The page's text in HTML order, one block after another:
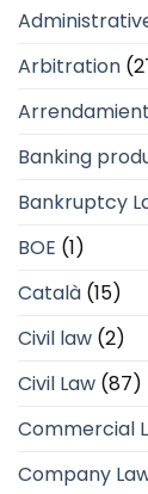
Arbitration
Banking
Bankruptcy
BOE (1)
Català (15)
Civil law (2)
Civil Law (87)
Commercial
Company